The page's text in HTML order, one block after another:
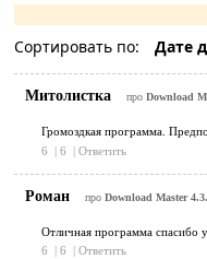
Сортировать по: Дате
Митолистка про Download
Громоздкая программа.
6
| 6 | Ответить
Роман про Download Master
Отличная программа спасибо
6
| 6 | Ответить